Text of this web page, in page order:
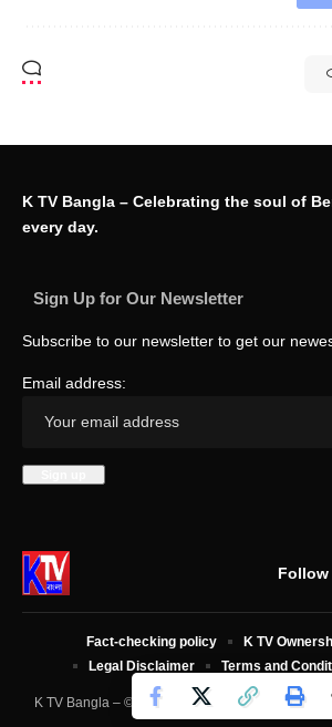
K TV Bangla – Celebrating the soul of
every day.
Sign Up for Our Newsletter
Subscribe to our newsletter to get our
Email address:
Follow
K TV Bangla – © 2025 All Rights Reserved.
Fact-checking policy
K TV
Legal Disclaimer
Terms and